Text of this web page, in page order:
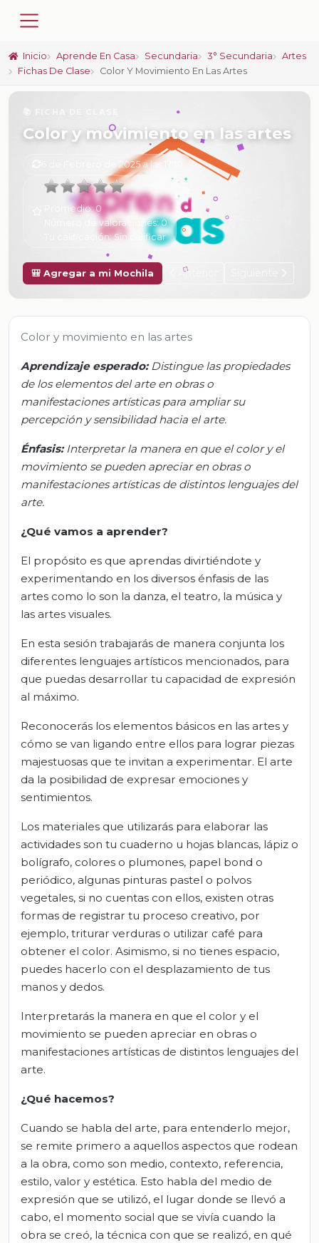
Inicio Aprende En Casa Secundaria 3° Secundaria
Artes
Fichas De Clase
Color Y Movimiento En Las Artes
Color y movimiento en las artes
6 de Febrero de 2025 a las 17:10
Promedio:0
Número de valoraciones:0
Tu calificación:Sin calificar
🎒 Agregar a mi Mochila Anterior
Color y movimiento en las artes
Aprendizaje esperado:Distingue las propiedades
de los elementos del arte en obras o
manifestaciones artísticas para ampliar su
percepción y sensibilidad hacia el arte.
Énfasis:Interpretar la manera en que el color y el
movimiento se pueden apreciar en obras o
manifestaciones artísticas de distintos lenguajes del
arte.
¿Qué vamos a aprender?
El propósito es que aprendas divirtiéndote y
experimentando en los diversos énfasis de las
artes como lo son la danza, el teatro, la música y
las artes visuales.
En esta sesión trabajarás de manera conjunta los
diferentes lenguajes artísticos mencionados, para
que puedas desarrollar tu capacidad de expresión
al máximo.
Reconocerás los elementos básicos en las artes y
cómo se van ligando entre ellos para lograr piezas
majestuosas que te invitan a experimentar. El arte
da la posibilidad de expresar emociones y
sentimientos.
Los materiales que utilizarás para elaborar las
actividades son tu cuaderno u hojas blancas, lápiz o
bolígrafo, colores o plumones, papel bond o
periódico, algunas pinturas pastel o polvos
vegetales, si no cuentas con ellos, existen otras
formas de registrar tu proceso creativo, por
ejemplo, triturar verduras o utilizar café para
obtener el color. Asimismo, si no tienes espacio,
puedes hacerlo con el desplazamiento de tus
manos y dedos.
Interpretarás la manera en que el color y el
movimiento se pueden apreciar en obras o
manifestaciones artísticas de distintos lenguajes del
arte.
¿Qué hacemos?
Cuando se habla del arte, para entenderlo mejor,
se remite primero a aquellos aspectos que rodean
a la obra, como son medio, contexto, referencia,
estilo, valor y estética. Esto habla del medio de
expresión que se utilizó, el lugar donde se llevó a
cabo, el momento social que se vivía cuando la
obra se creó, la técnica con que se realizó, en qué